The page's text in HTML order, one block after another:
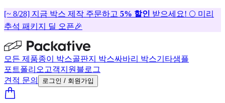
[~ 8/28] 지금 박스 제작 주문하고 5% 할인 받으세요! 🌕 미리
추석 패키지 딜 오픈🎉
모든 제품종이 박스골판지 박스싸바리 박스기타샘플
포트폴리오 고객지원 블로그
견적 문의
로그인 / 회원가입